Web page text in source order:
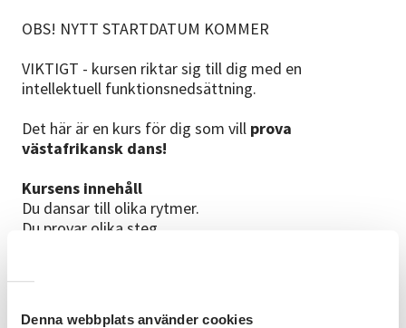
Denna webbplats använder cookies
OBS! NYTT STARTDATUM KOMMER
VIKTIGT - kursen riktar sig till dig med en
intellektuell funktionsnedsättning.
Det här är en kurs för dig som vill prova
västafrikansk dans!
Kursens innehåll
Du dansar till olika rytmer.
Du provar olika steg.
Du rör på dig ihop med andra.